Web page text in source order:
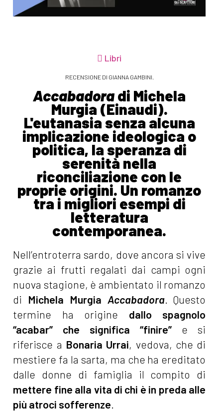
Libri
RECENSIONE DI GIANNA GAMBINI.
Accabadoradi Michela
Murgia (Einaudi).
L'eutanasia senza alcuna
implicazione ideologica o
politica, la speranza di
serenità nella
riconciliazione con le
proprie origini. Un romanzo
tra i migliori esempi di
letteratura
contemporanea.
Nell’entroterra sardo, dove ancora si vive
grazie ai frutti regalati dai campi ogni
nuova stagione, è ambientato il romanzo
di Michela Murgia Accabadora. Questo
termine ha origine dallo spagnolo
“acabar” che significa “finire” e si
riferisce a Bonaria Urrai, vedova, che di
mestiere fa la sarta, ma che ha ereditato
dalle donne di famiglia il compito di
mettere fine alla vita di chi è in preda alle
più atroci sofferenze